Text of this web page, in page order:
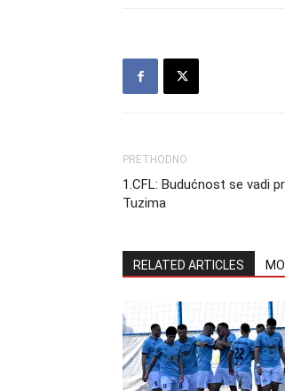
PRETHODNO
1.CFL: Budućnost se vadi
Tuzima
RELATED ARTICLES